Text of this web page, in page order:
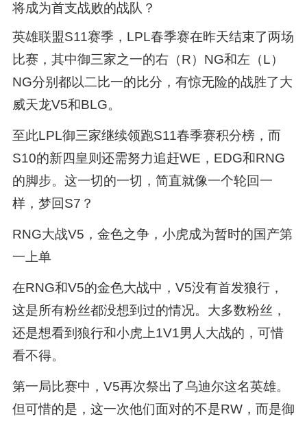
将成为首支战败的战队？
英雄联盟S11赛季，LPL春季赛在昨天结束了两场
比赛，其中御三家之一的右（R）NG和左（L）
NG分别都以二比一的比分，有惊无险的战胜了大
威天龙V5和BLG。
至此LPL御三家继续领跑S11春季赛积分榜，而
S10的新四皇则还需努力追赶WE，EDG和RNG
的脚步。这一切的一切，简直就像一个轮回一
样，梦回S7？
RNG大战V5，金色之争，小虎成为暂时的国产第
一上单
在RNG和V5的金色大战中，V5没有首发狼行，
这是所有粉丝都没想到过的情况。大多数粉丝，
还是想看到狼行和小虎上1V1男人大战的，可惜
看不得。
第一局比赛中，V5再次祭出了乌迪尔这名英雄。
但可惜的是，这一次他们面对的不是RW，而是御